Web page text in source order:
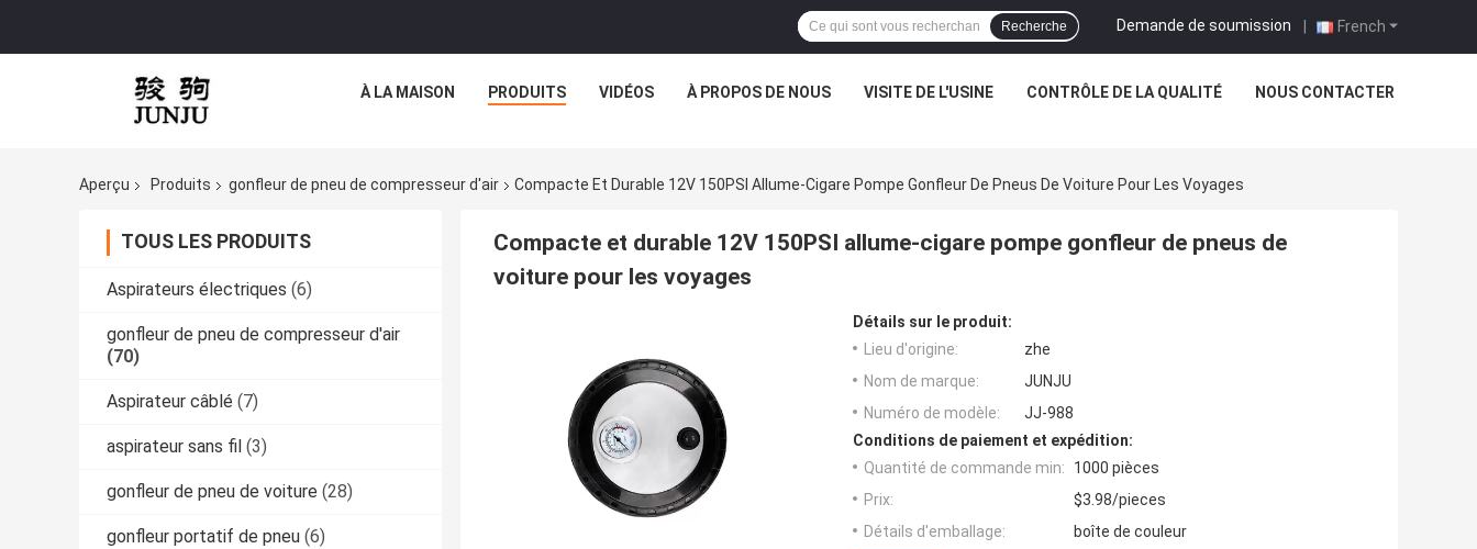
French
Demande de soumission |
Recherche
À LA MAISON PRODUITS VIDÉOS À PROPOS DE NOUS VISITE DE L'USINE CONTRÔLE DE LA QUALITÉ NOUS CONTACTER
Aperçu Produits gonfleur de pneu de compresseur d'air Compacte Et Durable 12V 150PSI Allume-Cigare Pompe Gonfleur De Pneus De Voiture Pour Les Voyages
TOUS LES PRODUITS
Aspirateurs électriques (6)
gonfleur de pneu de compresseur d'air
(70)
Aspirateur câblé (7)
aspirateur sans fil (3)
gonfleur de pneu de voiture (28)
gonfleur portatif de pneu (6)
Compacte et durable 12V 150PSI allume-cigare pompe gonfleur de pneus de
voiture pour les voyages
Détails sur le produit:
Lieu d'origine:
zhe
Nom de marque:
JUNJU
Numéro de modèle:
JJ-988
Conditions de paiement et expédition:
Quantité de commande min:
1000 pièces
Prix:
$3.98/pieces
Détails d'emballage:
boîte de couleur